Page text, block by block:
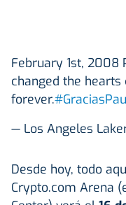
February 1st, 2008
changed the
forever.#GraciasPau
— Los Angeles
Desde hoy, todo
Crypto.com Arena